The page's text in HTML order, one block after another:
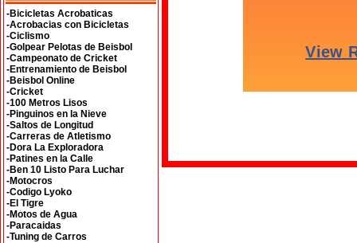
-Bicicletas Acrobaticas
-Acrobacias con Bicicletas
-Ciclismo
-Golpear Pelotas de Beisbol
-Campeonato de Cricket
-Entrenamiento de Beisbol
-Beisbol Online
-Cricket
-100 Metros Lisos
-Pinguinos en la Nieve
-Saltos de Longitud
-Carreras de Atletismo
-Dora La Exploradora
-Patines en la Calle
-Ben 10 Listo Para Luchar
-Motocros
-Codigo Lyoko
-El Tigre
-Motos de Agua
-Paracaidas
-Tuning de Carros